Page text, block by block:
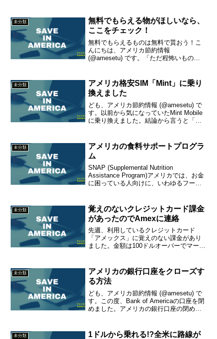
未分類
無料でもらえる物がほしいなら、
ここをチェック！
無料でもらえるものは無料で貰おう！こ
んにちは、アメリカ節約情報
(@amesetu) です。「ただ程怖いものは
こでは、無料のものを探せるサイトをご
紹介します。無料は節約...
未分類
アメリカ格安SIM「Mint」に乗り
換えました
ども、アメリカ節約情報 (@amesetu) で
す。以前から気になっていたMint Mobile
に乗り換えました。結論から言うと「よ
格は？Min...
未分類
アメリカの食料サポートプログラ
ム
SNAP (Supplemental Nutrition
Assistance Program)アメリカでは、お金
に困っている人向けに、いわゆるフード
条件は居住州によ...
未分類
覚えのないクレジットカード課金
があったのでAmexに連絡
先週、利用しているクレジットカード
「アメックス」に覚えのない課金があり
ました。金額は100ドルオーバーでマーチ
あれね！」とわかるのですが、これにつ
いては全く記憶な...
未分類
アメリカの銀行口座をクローズす
る方法
ども、アメリカ節約情報 (@amesetu) で
す。この度、Bank of Americaの口座を閉
めました。アメリカの銀行口座の閉め方
ンカメの場合は→1 (800) ...
未分類
1ドルから乗れる!?全米に路線が